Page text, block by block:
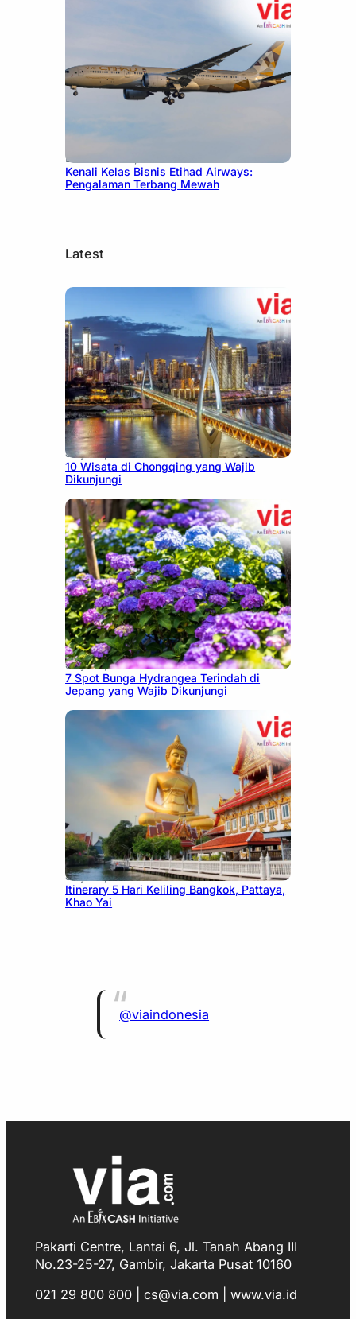
December 27, 2024
Kenali Kelas Bisnis Etihad Airways:
Pengalaman Terbang Mewah
Latest
July 30, 2026
10 Wisata di Chongqing yang Wajib
Dikunjungi
July 23, 2026
7 Spot Bunga Hydrangea Terindah di
Jepang yang Wajib Dikunjungi
July 20, 2026
Itinerary 5 Hari Keliling Bangkok, Pattaya,
Khao Yai
@viaindonesia
Pakarti Centre, Lantai 6, Jl. Tanah Abang III
No.23-25-27, Gambir, Jakarta Pusat 10160
021 29 800 800 | cs@via.com | www.via.id